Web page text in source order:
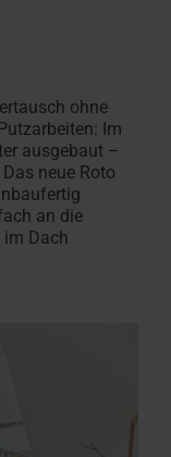
möglich!
ohne
Im
ausgebaut –
neue Roto
an die
im Dach